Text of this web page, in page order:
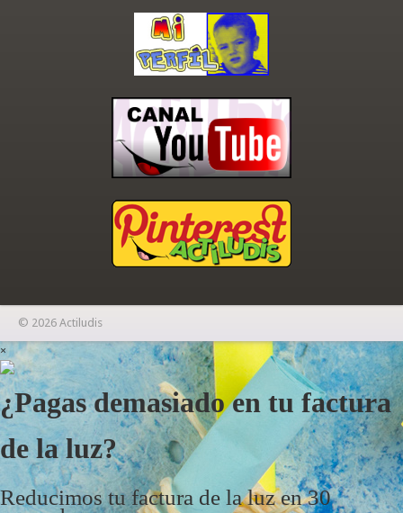
© 2026 Actiludis
×
¿Pagas demasiado en tu factura
de la luz?
Reducimos tu factura de la luz en 30